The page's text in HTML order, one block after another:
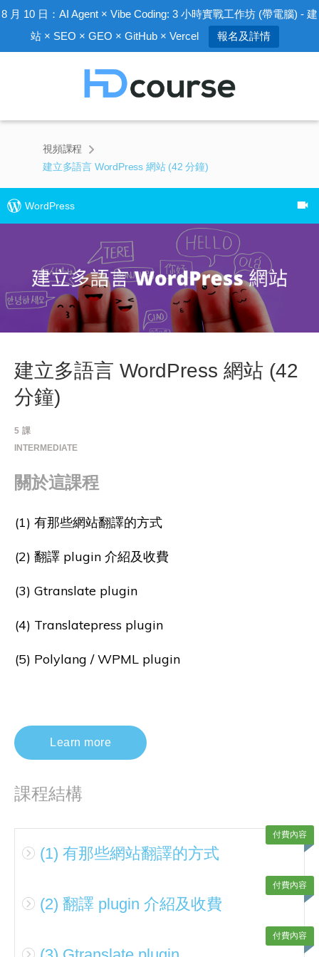
8 月 10 日：AI Agent × Vibe Coding: 3 小時實戰工作坊 (帶電腦) - 建
站 × SEO × GEO × GitHub × Vercel
報名及詳情
視頻課程
建立多語言 WordPress 網站 (42 分鐘)
WordPress
建立多語言 WordPress 網站 (42
分鐘)
5 課
INTERMEDIATE
關於這課程
(1) 有那些網站翻譯的方式
(2) 翻譯 plugin 介紹及收費
(3) Gtranslate plugin
(4) Translatepress plugin
(5) Polylang / WPML plugin
Learn more
課程結構
付費內容
(1) 有那些網站翻譯的方式
付費內容
(2) 翻譯 plugin 介紹及收費
付費內容